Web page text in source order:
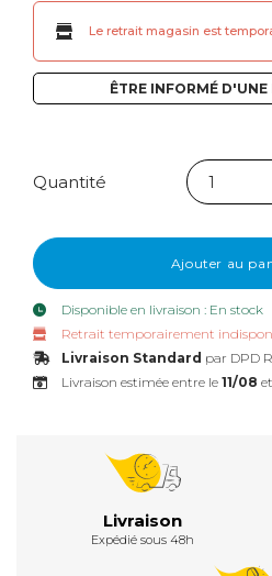
Le retrait magasin est
ÊTRE INFORMÉ D'UNE
Quantité
Ajouter au
Disponible en livraison : En stock
Retrait temporairement
Livraison Standard par DPD
Livraison estimée entre le 11/08
Livraison
Expédié sous 48h